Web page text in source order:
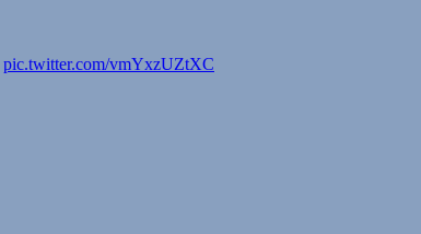
pic.twitter.com/vmYxzUZtXC